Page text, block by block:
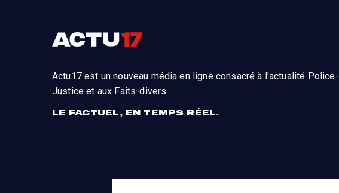
Actu17 est un nouveau média en ligne consacré à l'actualité Police-
Justice et aux Faits-divers.
LE FACTUEL, EN TEMPS RÉEL.